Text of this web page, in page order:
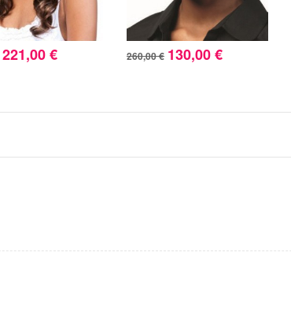
221,00 € 260,00 € 130,00 €